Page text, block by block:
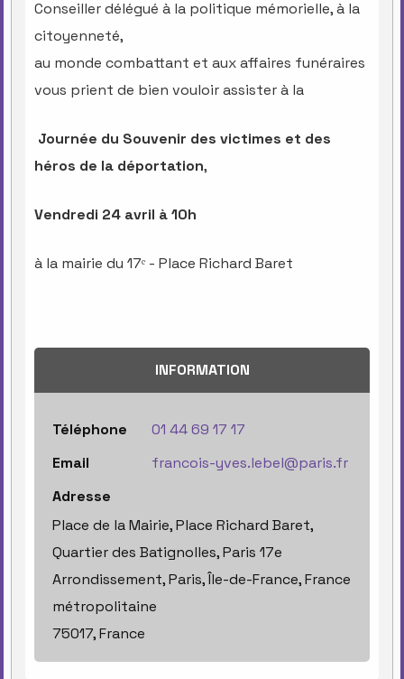
Conseiller délégué à la politique mémorielle, à la
citoyenneté,
au monde combattant et aux affaires funéraires
vous prient de bien vouloir assister à la
Journée du Souvenir des victimes et des
héros de la déportation,
Vendredi 24 avril à 10h
à la mairie du 17ᵉ - Place Richard Baret
INFORMATION
Téléphone
01 44 69 17 17
Email
francois-yves.lebel@paris.fr
Adresse
Place de la Mairie, Place Richard Baret,
Quartier des Batignolles, Paris 17e
Arrondissement, Paris, Île-de-France, France
métropolitaine
75017, France